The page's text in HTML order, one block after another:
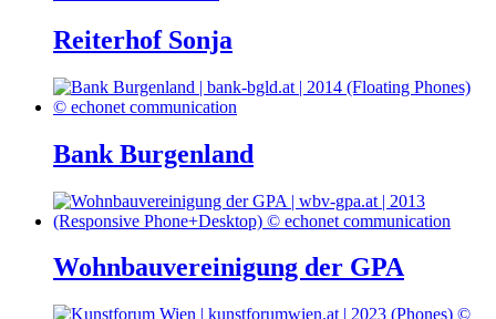
Reiterhof Sonja
Bank Burgenland
Wohnbauvereinigung der GPA